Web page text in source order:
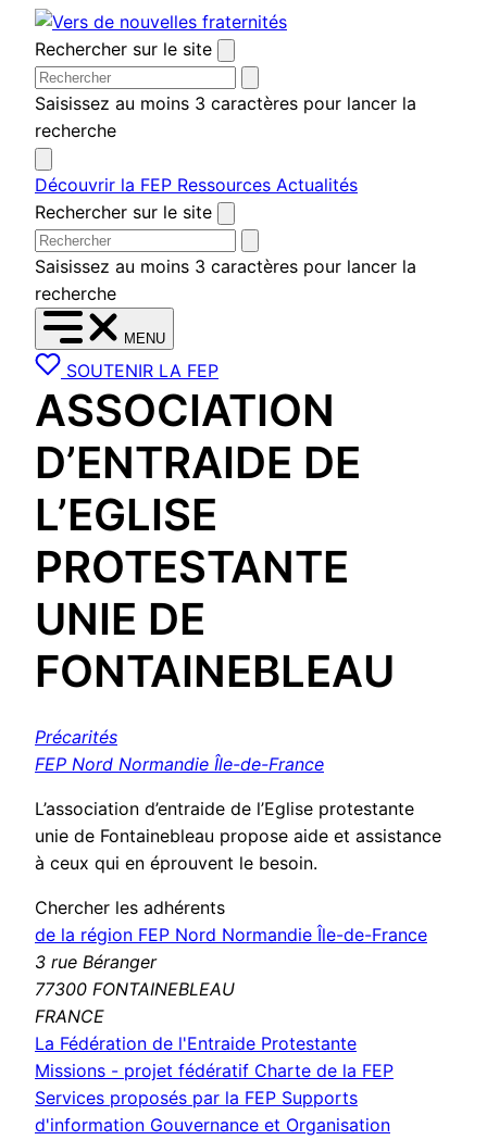
Aller
au
contenu
Rechercher sur le site
Saisissez au moins 3 caractères pour lancer la
recherche
Découvrir la FEP Ressources Actualités
Rechercher sur le site
Saisissez au moins 3 caractères pour lancer la
recherche
MENU
SOUTENIR LA FEP
ASSOCIATION
D’ENTRAIDE DE
L’EGLISE
PROTESTANTE
UNIE DE
FONTAINEBLEAU
Précarités
FEP Nord Normandie Île-de-France
L’association d’entraide de l’Eglise protestante
unie de Fontainebleau propose aide et assistance
à ceux qui en éprouvent le besoin.
Chercher les adhérents
de la région FEP Nord Normandie Île-de-France
3 rue Béranger
77300 FONTAINEBLEAU
FRANCE
La Fédération de l'Entraide Protestante
Missions - projet fédératif Charte de la FEP
Services proposés par la FEP Supports
d'information Gouvernance et Organisation